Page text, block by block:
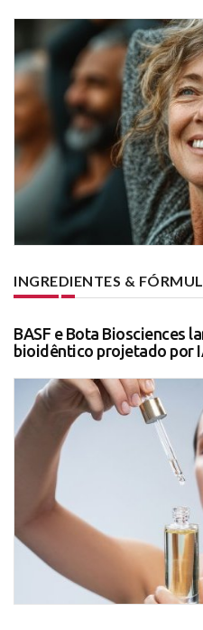
INGREDIENTES &
BASF e Bota Biosciences
bioidêntico projetado por